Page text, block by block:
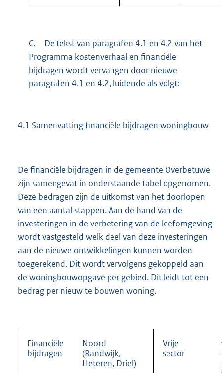
C.
De tekst van paragrafen 4.1 en 4.2 van het
Programma kostenverhaal en financiële
bijdragen wordt vervangen door nieuwe
paragrafen 4.1 en 4.2, luidende als volgt:
4.1 Samenvatting financiële bijdragen woningbouw
De financiële bijdragen in de gemeente Overbetuwe
zijn samengevat in onderstaande tabel opgenomen.
Deze bedragen zijn de uitkomst van het doorlopen
van een aantal stappen. Aan de hand van de
investeringen in de verbetering van de leefomgeving
wordt vastgesteld welk deel van deze investeringen
aan de nieuwe ontwikkelingen kunnen worden
toegerekend. Dit wordt vervolgens gekoppeld aan
de woningbouwopgave per gebied. Dit leidt tot een
bedrag per nieuw te bouwen woning.
Financiële
bijdragen
Noord
(Randwijk,
Heteren, Driel)
Vrije
sector